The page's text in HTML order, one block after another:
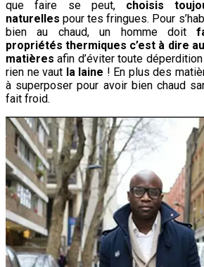
que faire se peut,choisis
naturelles pour tes fringues. Pour
bien au chaud, un homme doit
propriétés thermiques c’est à dire
matièresafin d’éviter toute
rien ne vaut la laine ! En plus des
à superposer pour avoir bien chaud
fait froid.